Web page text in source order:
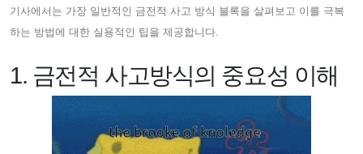
기사에서는 가장 일반적인 금전적 사고 방식 블록을 살펴보고 이를 극복
하는 방법에 대한 실용적인 팁을 제공합니다.
1. 금전적 사고방식의 중요성 이해